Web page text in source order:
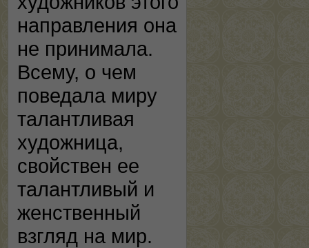
направления она
не принимала.
Всему, о чем
поведала миру
талантливая
художница,
свойствен ее
талантливый и
женственный
взгляд на мир.